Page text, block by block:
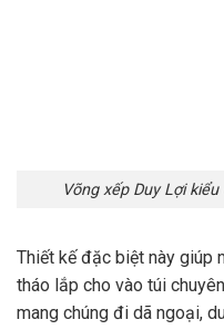
Võng xếp Duy Lợi
Thiết kế đặc biệt này giúp
tháo lắp cho vào túi
mang chúng đi dã ngoại,